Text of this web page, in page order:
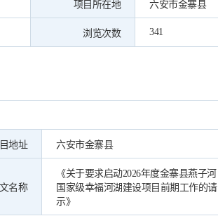
项目所在地 六安市金寨县
浏览次数 341
地址 六安市金寨县
名称
《关于要求启动2026年度金寨县燕子河
国家级幸福河湖建设项目前期工作的请
示》